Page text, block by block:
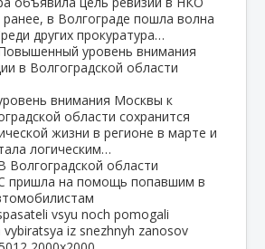
в Волгограде пошла волна
других прокуратура…
уровень внимания
в Волгоградской области
жизни в регионе в марте и
логическим…
Волгоградской области
пришла на помощь попавшим в